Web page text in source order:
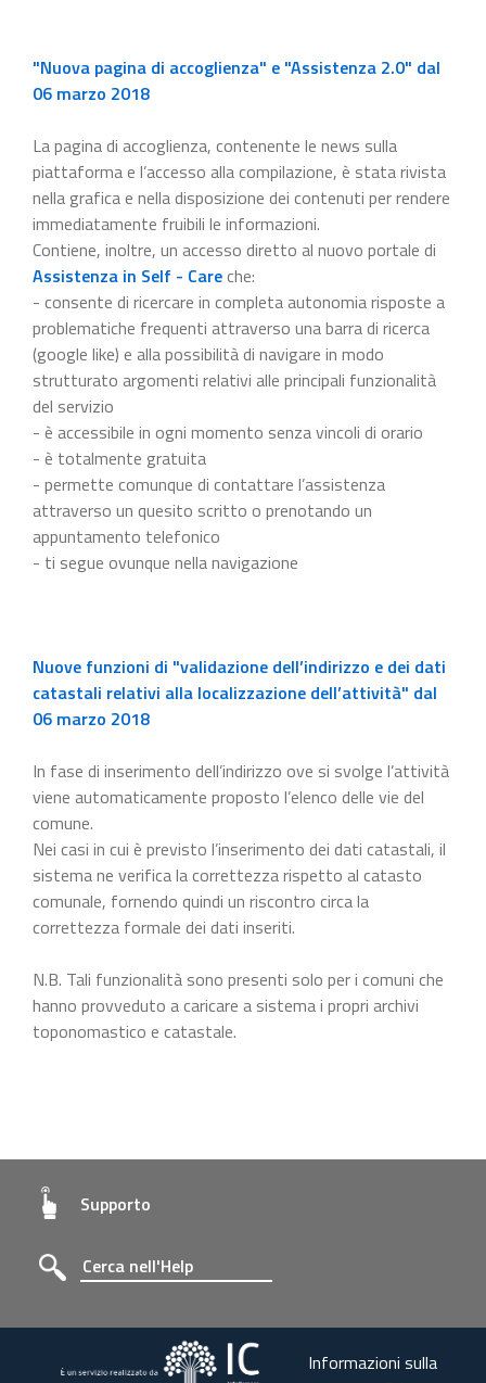
"Nuova pagina di accoglienza" e "Assistenza 2.0" dal
06 marzo 2018
La pagina di accoglienza, contenente le news sulla
piattaforma e l’accesso alla compilazione, è stata rivista
nella grafica e nella disposizione dei contenuti per rendere
immediatamente fruibili le informazioni.
Contiene, inoltre, un accesso diretto al nuovo portale di
Assistenza in Self - Careche:
- consente di ricercare in completa autonomia risposte a
problematiche frequenti attraverso una barra di ricerca
(google like) e alla possibilità di navigare in modo
strutturato argomenti relativi alle principali funzionalità
del servizio
- è accessibile in ogni momento senza vincoli di orario
- è totalmente gratuita
- permette comunque di contattare l’assistenza
attraverso un quesito scritto o prenotando un
appuntamento telefonico
- ti segue ovunque nella navigazione
Nuove funzioni di "validazione dell’indirizzo e dei dati
catastali relativi alla localizzazione dell’attività" dal
06 marzo 2018
In fase di inserimento dell’indirizzo ove si svolge l’attività
viene automaticamente proposto l’elenco delle vie del
comune.
Nei casi in cui è previsto l’inserimento dei dati catastali, il
sistema ne verifica la correttezza rispetto al catasto
comunale, fornendo quindi un riscontro circa la
correttezza formale dei dati inseriti.
N.B. Tali funzionalità sono presenti solo per i comuni che
hanno provveduto a caricare a sistema i propri archivi
toponomastico e catastale.
Supporto
Informazioni sulla